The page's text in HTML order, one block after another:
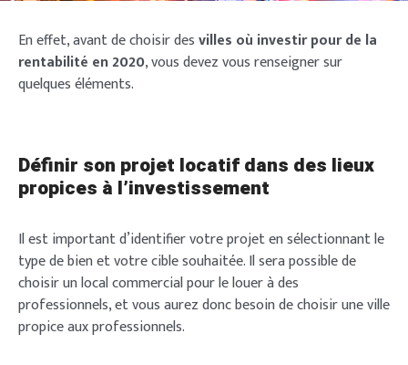
En effet, avant de choisir desvilles où investir pour de la
rentabilité en 2020, vous devez vous renseigner sur
quelques éléments.
Définir son projet locatif dans des lieux
propices à l’investissement
Il est important d’identifier votre projet en sélectionnant le
type de bien et votre cible souhaitée. Il sera possible de
choisir un local commercial pour le louer à des
professionnels, et vous aurez donc besoin de choisir une ville
propice aux professionnels.